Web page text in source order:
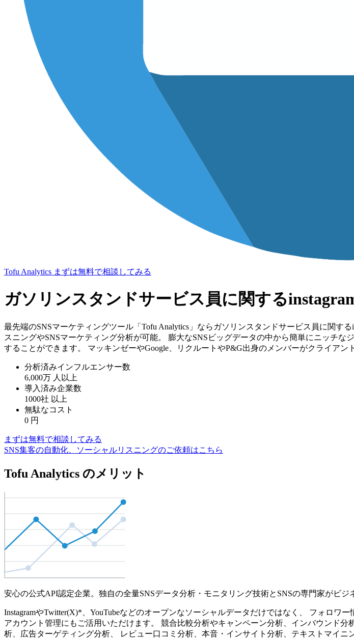
Tofu Analytics まずは無料で相談してみる
ガソリンスタンドサービス員に関する
最先端のSNSマーケティングツール「Tofu Analytics」ならガソリンスタンドサービス員に関す
スニングやSNSマーケティング分析が可能。 膨大なSNSビッグデータの中から簡単にニッチ
することができます。 マッキンゼーやGoogle、リクルートやP&G出身のメンバーがクライアン
分析済みインフルエンサー数
6,000万 人以上
導入済み企業数
1000社 以上
無駄なコスト
0 円
まずは無料で相談してみる
SNS集客の自動化、ソーシャルリスニングのご依頼はこちら
Tofu Analytics のメリット
安心の公式API認定企業。独自の全量SNSデータ分析・モニタリング技術とSNSの専門家がビジ
InstagramやTwitter(X)*、YouTubeなどのオープンなソーシャルデータだけではなく、 フォロ
アカウント管理にもご活用いただけます。 競合比較分析やキャンペーン分析、インバウンド
析、広告ターゲティング分析、 レビュー口コミ分析、本音・インサイト分析、テキストマイ